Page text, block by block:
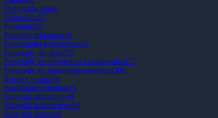
Płyty izolacyjne0
Podnośniki57
Pojemniki16
Produkty reklamowe0
Promienniki podczerwieni1
Przyrządy do oleju115
Przyrządy do opisywania i znakowania152
Przyrządy do sprężonego powietrza306
Rowery i osprzęt0
Rozdzielnice prądowe1
Skrzynki aluminiowe0
Skrzynki narzędziowe89
Skrzynki stalowe0